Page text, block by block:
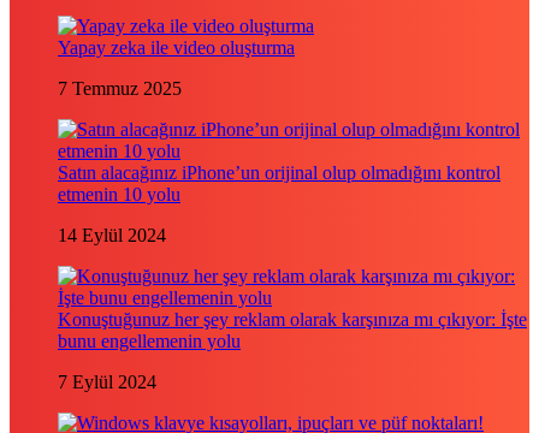
Yapay zeka ile video oluşturma
7 Temmuz 2025
Satın alacağınız iPhone’un orijinal olup olmadığını kontrol
etmenin 10 yolu
14 Eylül 2024
Konuştuğunuz her şey reklam olarak karşınıza mı çıkıyor: İşte
bunu engellemenin yolu
7 Eylül 2024